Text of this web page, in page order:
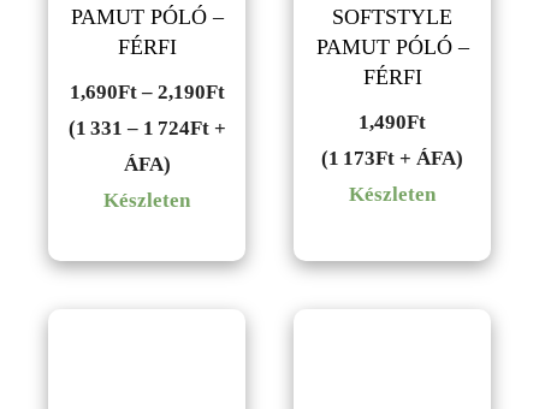
PAMUT PÓLÓ –
FÉRFI
1,690Ft – 2,190FtÁrtartomány:
1,690Ft
(1 331 – 1 724Ft +
ÁFA)
Készleten
SOFTSTYLE
PAMUT PÓLÓ –
FÉRFI
1,490Ft
(1 173Ft + ÁFA)
Készleten